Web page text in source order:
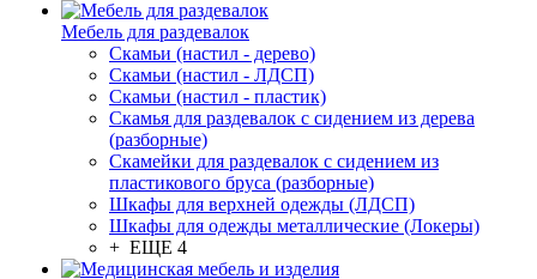
Мебель для раздевалок
Скамьи (настил - дерево)
Скамьи (настил - ЛДСП)
Скамьи (настил - пластик)
Скамья для раздевалок с сидением из дерева
(разборные)
Скамейки для раздевалок с сидением из
пластикового бруса (разборные)
Шкафы для верхней одежды (ЛДСП)
Шкафы для одежды металлические (Локеры)
+ ЕЩЕ 4